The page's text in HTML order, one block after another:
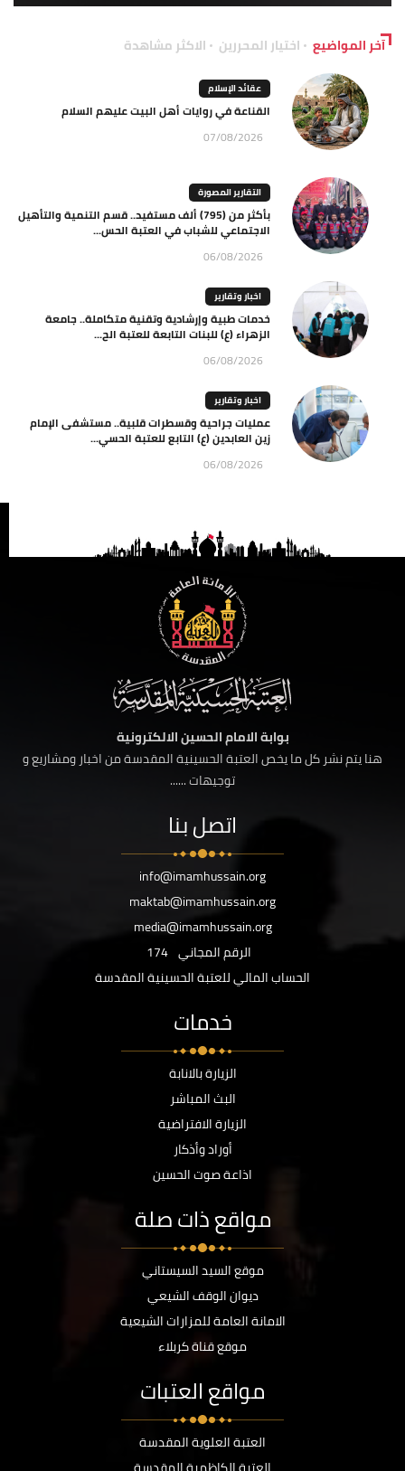
آخر المواضيع اختيار المحررين الاكثر مشاهدة
عقائد الإسلام
القناعة في روايات أهل البيت عليهم السلام
07/08/2026
التقارير المصورة
بأكثر من (795) ألف مستفيد.. قسم التنمية والتأهيل
الاجتماعي للشباب في العتبة الحس...
06/08/2026
اخبار وتقارير
خدمات طبية وإرشادية وتقنية متكاملة.. جامعة
الزهراء (ع) للبنات التابعة للعتبة الح...
06/08/2026
اخبار وتقارير
عمليات جراحية وقسطرات قلبية.. مستشفى الإمام
زين العابدين (ع) التابع للعتبة الحسي...
06/08/2026
بوابة الامام الحسين الالكترونية
هنا يتم نشر كل ما يخص العتبة الحسينية المقدسة من اخبار ومشاريع و
توجيهات ......
اتصل بنا
info@imamhussain.org
maktab@imamhussain.org
media@imamhussain.org
الرقم المجاني 174
الحساب المالي للعتبة الحسينية المقدسة
خدمات
الزيارة بالانابة
البث المباشر
الزيارة الافتراضية
أوراد وأذكار
اذاعة صوت الحسين
مواقع ذات صلة
موقع السيد السيستاني
ديوان الوقف الشيعي
الامانة العامة للمزارات الشيعية
موقع قناة كربلاء
مواقع العتبات
العتبة العلوية المقدسة